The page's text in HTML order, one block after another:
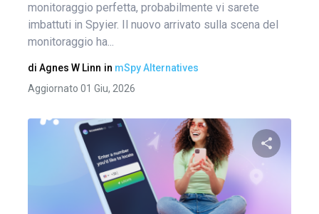
monitoraggio perfetta, probabilmente vi sarete
imbattuti in Spyier. Il nuovo arrivato sulla scena del
monitoraggio ha...
di Agnes W Linn in mSpy Alternatives
Aggiornato 01 Giu, 2026